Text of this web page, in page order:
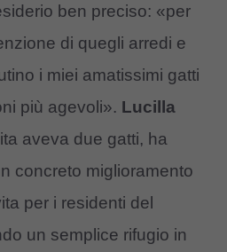
ben preciso: «per
di quegli arredi e
i miei amatissimi gatti
più agevoli». Lucilla
aveva due gatti, ha
concreto miglioramento
per i residenti del
un semplice rifugio in